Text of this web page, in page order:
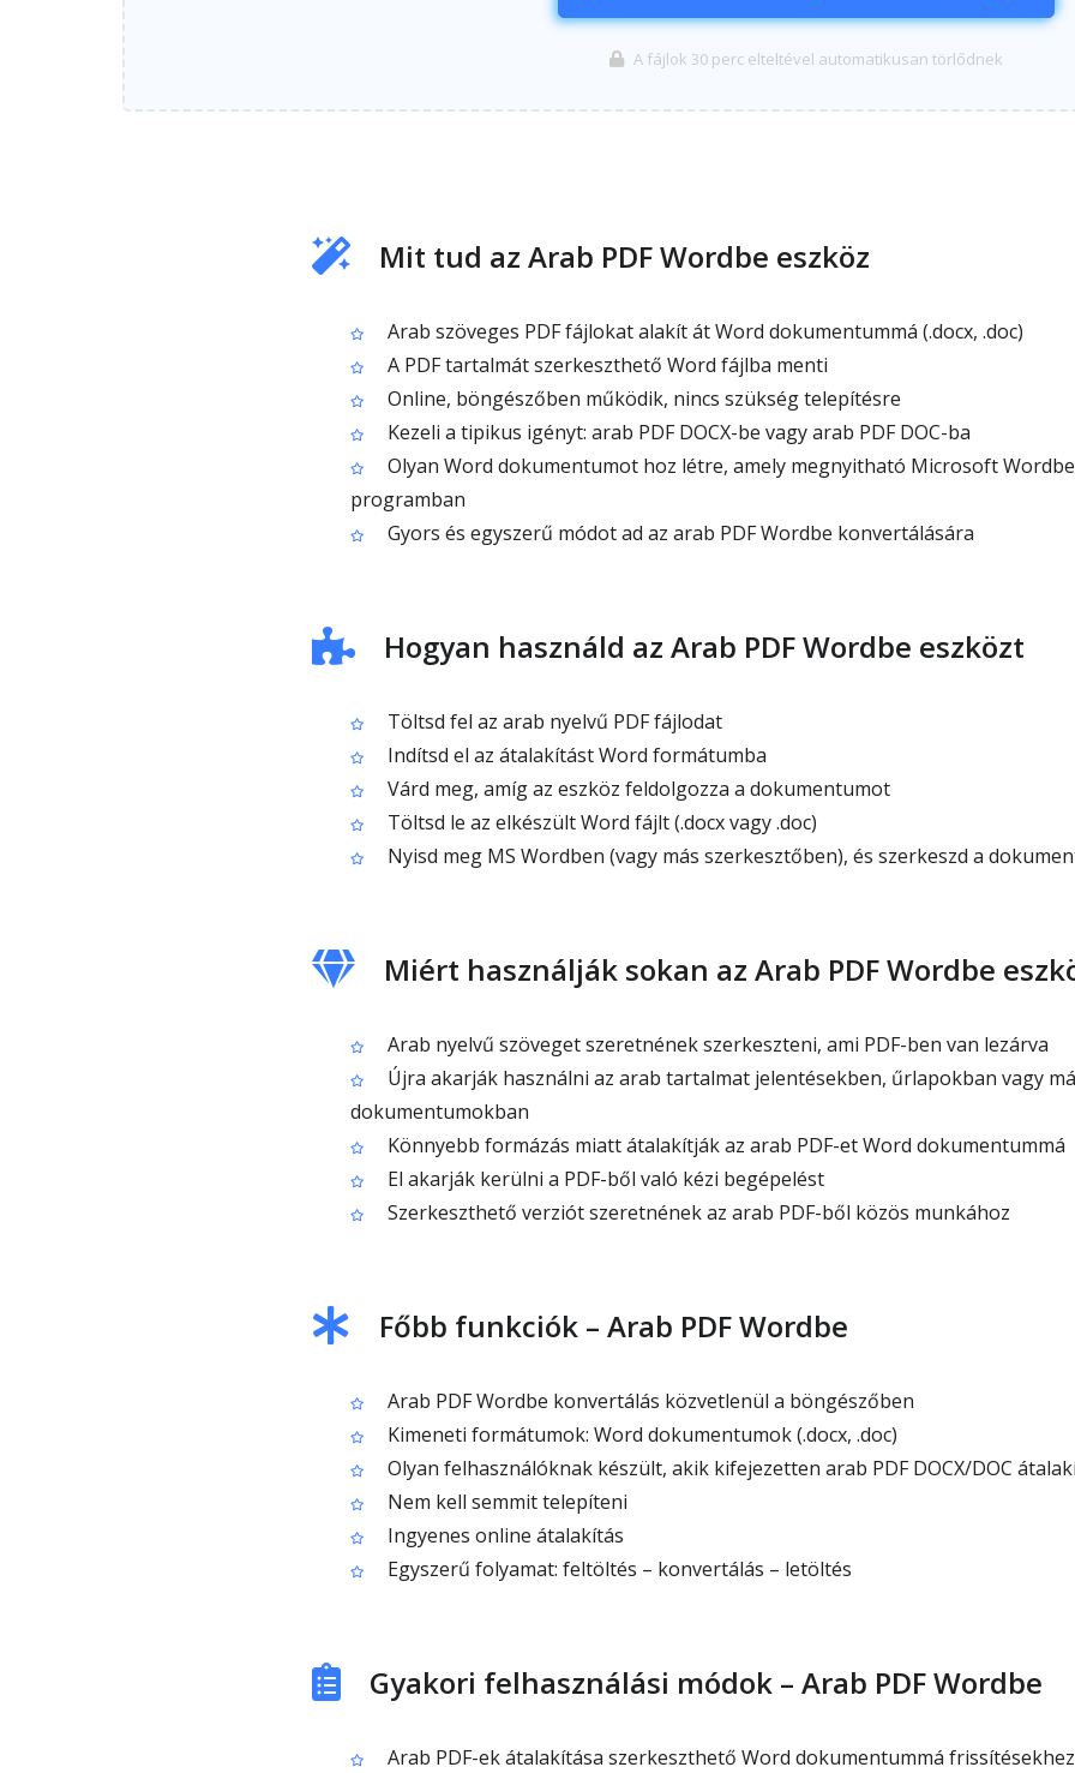
A fájlok 30 perc elteltével automatikusan törlődnek
Mit tud az Arab PDF Wordbe eszköz
Arab szöveges PDF fájlokat alakít át Word dokumentummá (.docx, .doc)
A PDF tartalmát szerkeszthető Word fájlba menti
Online, böngészőben működik, nincs szükség telepítésre
Kezeli a tipikus igényt: arab PDF DOCX-be vagy arab PDF DOC-ba
Olyan Word dokumentumot hoz létre, amely megnyitható Microsoft
programban
Gyors és egyszerű módot ad az arab PDF Wordbe konvertálására
Hogyan használd az Arab PDF Wordbe eszközt
Töltsd fel az arab nyelvű PDF fájlodat
Indítsd el az átalakítást Word formátumba
Várd meg, amíg az eszköz feldolgozza a dokumentumot
Töltsd le az elkészült Word fájlt (.docx vagy .doc)
Nyisd meg MS Wordben (vagy más szerkesztőben), és szerkeszd a
Miért használják sokan az Arab PDF Wordbe
Arab nyelvű szöveget szeretnének szerkeszteni, ami PDF-ben van lezárva
Újra akarják használni az arab tartalmat jelentésekben, űrlapokban vagy
dokumentumokban
Könnyebb formázás miatt átalakítják az arab PDF-et Word dokumentummá
El akarják kerülni a PDF-ből való kézi begépelést
Szerkeszthető verziót szeretnének az arab PDF-ből közös munkához
Főbb funkciók – Arab PDF Wordbe
Arab PDF Wordbe konvertálás közvetlenül a böngészőben
Kimeneti formátumok: Word dokumentumok (.docx, .doc)
Olyan felhasználóknak készült, akik kifejezetten arab PDF DOCX/DOC
Nem kell semmit telepíteni
Ingyenes online átalakítás
Egyszerű folyamat: feltöltés – konvertálás – letöltés
Gyakori felhasználási módok – Arab PDF Wordbe
Arab PDF-ek átalakítása szerkeszthető Word dokumentummá frissítésekhez